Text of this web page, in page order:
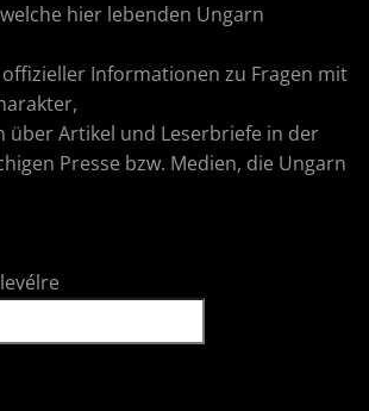
hier lebenden Ungarn
Informationen zu Fragen mit
über Artikel und Leserbriefe in der
Presse bzw. Medien, die Ungarn